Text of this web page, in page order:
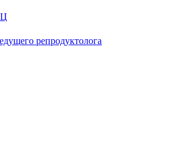
репродуктолога